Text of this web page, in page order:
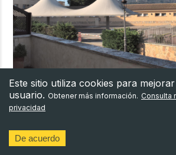
Ubicación
Este sitio utiliza cookies para
usuario. Obtener más información. Consulta
privacidad
De acuerdo